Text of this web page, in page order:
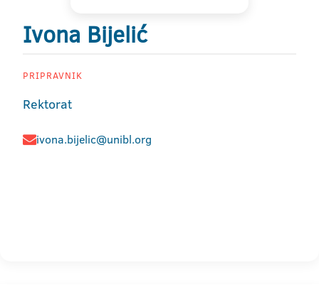
Ivona Bijelić
PRIPRAVNIK
Rektorat
ivona.bijelic@unibl.org